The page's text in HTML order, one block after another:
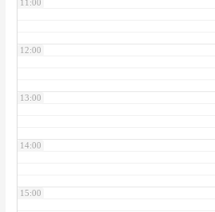
11:00
12:00
13:00
14:00
15:00